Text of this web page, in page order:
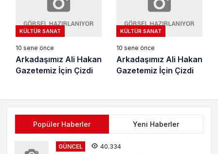
KÜLTÜR SANAT
10 sene önce
Arkadaşımız Ali Hakan
Gazetemiz İçin Çizdi
KÜLTÜR SANAT
10 sene önce
Arkadaşımız Ali Hakan
Gazetemiz İçin Çizdi
Popüler Haberler Yeni Haberler
GÜNCEL 40.334